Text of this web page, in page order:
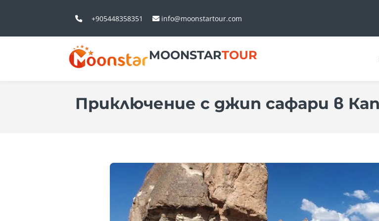
+905448358351 info@moonstartour.com
MOONSTARTOUR
Приключение с джип сафари в